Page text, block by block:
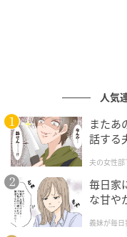
今回は、右辺にある
を1本動かして、「
なります。
まとめ
人気
またあ
話する
夫の女性部
毎日家
な甘や
が】
義妹が毎日